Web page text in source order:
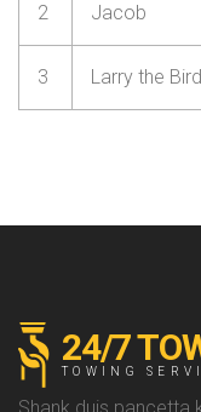
2 Jacob
3 Larry the Bird
24/7
TOWING